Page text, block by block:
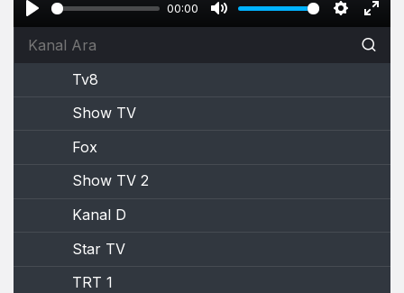
Play
00:00
Mute Settings
Tv8
Show TV
Fox
Show TV 2
Kanal D
Star TV
TRT 1